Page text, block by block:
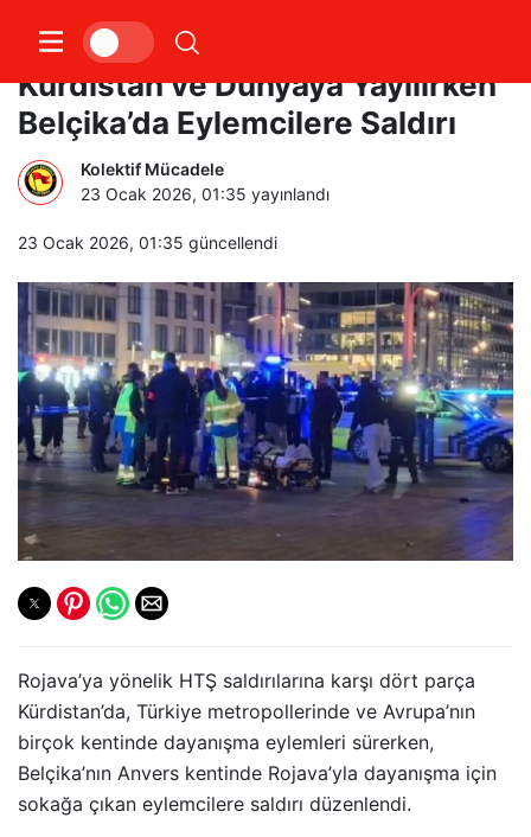
Rojava’yla Dayanışma Dört Parça
Kürdistan ve Dünyaya Yayılırken
Belçika’da Eylemcilere Saldırı
Kolektif Mücadele
23 Ocak 2026, 01:35 yayınlandı
23 Ocak 2026, 01:35 güncellendi
Rojava’ya yönelik HTŞ saldırılarına karşı dört parça
Kürdistan’da, Türkiye metropollerinde ve Avrupa’nın
birçok kentinde dayanışma eylemleri sürerken,
Belçika’nın Anvers kentinde Rojava’yla dayanışma için
sokağa çıkan eylemcilere saldırı düzenlendi.